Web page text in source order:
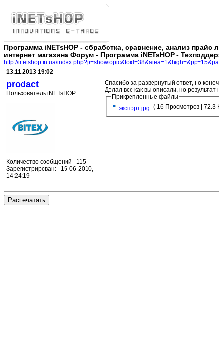
Программа iNETsHOP - обработка, сравнение, анализ прайс
интернет магазина Форум - Программа iNETsHOP -
http://inetshop.in.ua/
13.11.2013 19:02
prodact
Пользователь iNETsHOP
Количество сообщений 115
Зарегистрирован: 15-06-2010,
14:24:19
Спасибо за развернутый ответ, но
Делал все как вы описали, но
Прикрепленные файлы
экспорт.jpg